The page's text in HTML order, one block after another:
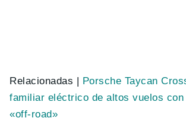
Relacionadas |
Porsche Taycan
familiar eléctrico de altos vuelos con
«off-road»